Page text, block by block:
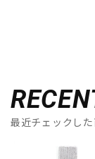
最近チェックした